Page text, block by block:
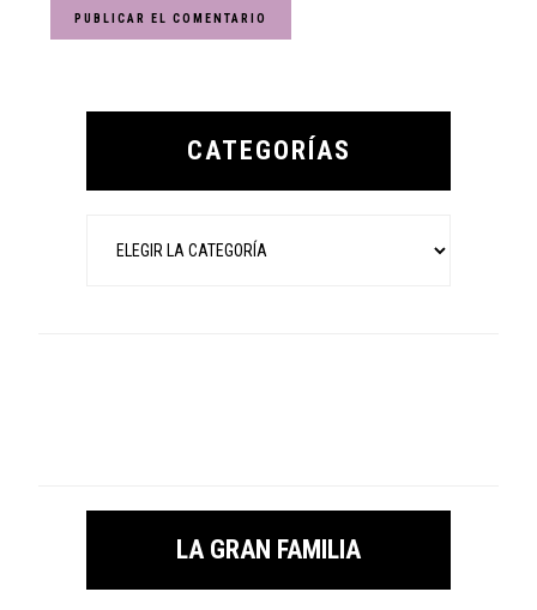
Primary
CATEGORÍAS
LA GRAN FAMILIA